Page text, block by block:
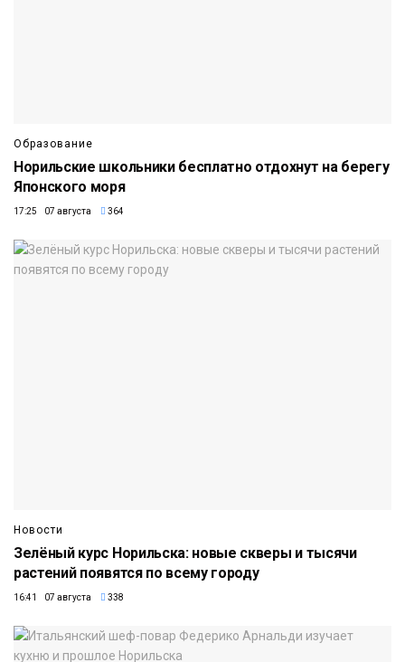
Образование
Норильские школьники бесплатно отдохнут на берегу
Японского моря
17:25 07 августа 364
Новости
Зелёный курс Норильска: новые скверы и тысячи
растений появятся по всему городу
16:41 07 августа 338